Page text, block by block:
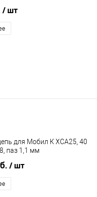
/ шт
для Мобил К XCA25, 40
паз 1,1 мм
/ шт